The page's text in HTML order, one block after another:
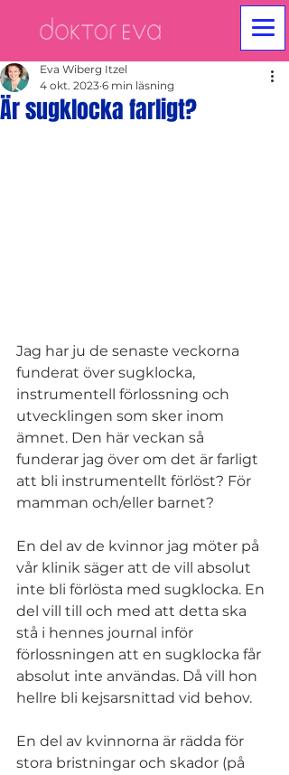
Är sugklocka farligt?
Eva Wiberg Itzel
4 okt. 2023 6 min läsning
Jag har ju de senaste veckorna
funderat över sugklocka,
instrumentell förlossning och
utvecklingen som sker inom
ämnet. Den här veckan så
funderar jag över om det är farligt
att bli instrumentellt förlöst? För
mamman och/eller barnet?
En del av de kvinnor jag möter på
vår klinik säger att de vill absolut
inte bli förlösta med sugklocka. En
del vill till och med att detta ska
stå i hennes journal inför
förlossningen att en sugklocka får
absolut inte användas. Då vill hon
hellre bli kejsarsnittad vid behov.
En del av kvinnorna är rädda för
stora bristningar och skador (på